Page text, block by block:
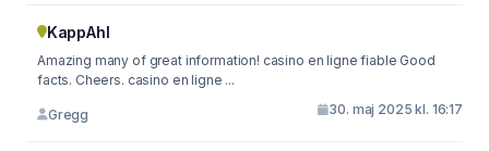
KappAhl
Amazing many of great information! casino en ligne fiable Good
facts. Cheers. casino en ligne ...
Gregg 30. maj 2025 kl. 16:17